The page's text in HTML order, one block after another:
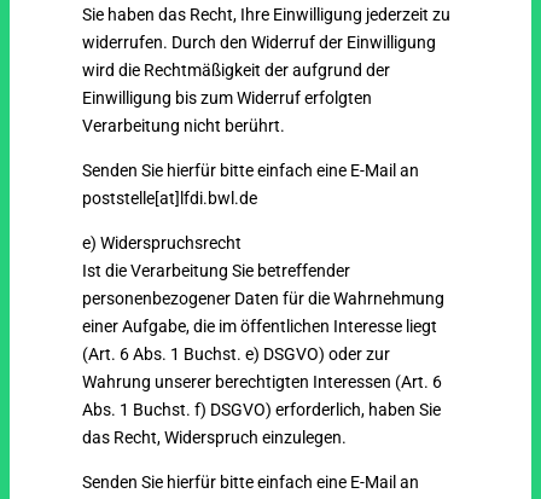
Sie haben das Recht, Ihre Einwilligung jederzeit zu
widerrufen. Durch den Widerruf der Einwilligung
wird die Rechtmäßigkeit der aufgrund der
Einwilligung bis zum Widerruf erfolgten
Verarbeitung nicht berührt.
Senden Sie hierfür bitte einfach eine E-Mail an
poststelle[at]lfdi.bwl.de
e) Widerspruchsrecht
Ist die Verarbeitung Sie betreffender
personenbezogener Daten für die Wahrnehmung
einer Aufgabe, die im öffentlichen Interesse liegt
(Art. 6 Abs. 1 Buchst. e) DSGVO) oder zur
Wahrung unserer berechtigten Interessen (Art. 6
Abs. 1 Buchst. f) DSGVO) erforderlich, haben Sie
das Recht, Widerspruch einzulegen.
Senden Sie hierfür bitte einfach eine E-Mail an